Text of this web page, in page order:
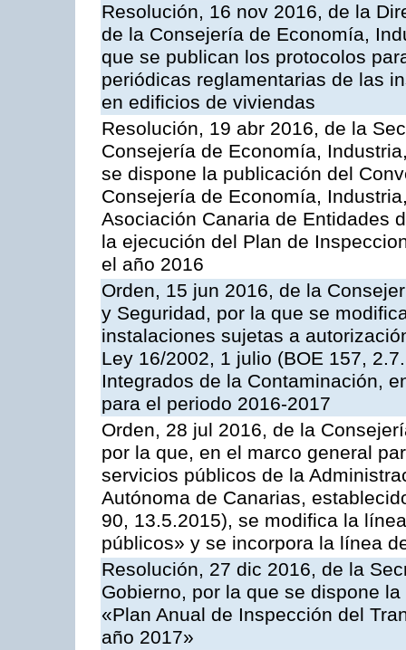
Resolución, 16 nov 2016, de la
de la Consejería de Economía,
que se publican los protocolos
periódicas reglamentarias de las
en edificios de viviendas
Resolución, 19 abr 2016, de la
Consejería de Economía,
se dispone la publicación del
Consejería de Economía,
Asociación Canaria de Entidades
la ejecución del Plan de
el año 2016
Orden, 15 jun 2016, de la
y Seguridad, por la que se
instalaciones sujetas a
Ley 16/2002, 1 julio (BOE 157,
Integrados de la Contaminación,
para el periodo 2016-2017
Orden, 28 jul 2016, de la
por la que, en el marco general
servicios públicos de la
Autónoma de Canarias,
90, 13.5.2015), se modifica la
públicos» y se incorpora la línea
Resolución, 27 dic 2016, de la
Gobierno, por la que se dispone
«Plan Anual de Inspección del
año 2017»